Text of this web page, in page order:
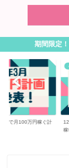
期間限定
売で月100万円稼ぐ計